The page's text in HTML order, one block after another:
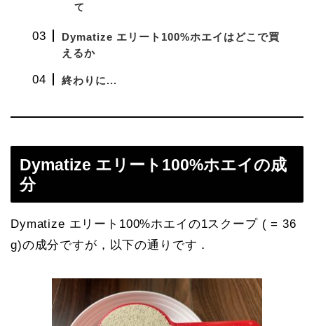
て
Dymatize エリート100%ホエイはどこで買
えるか
終わりに...
Dymatize エリート100%ホエイの成
分
Dymatize エリート100%ホエイの1スクープ ( = 36
g)の成分ですが，以下の通りです．